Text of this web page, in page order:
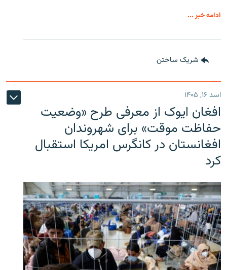
ادامه خبر ...
شریک ساختن
اسد ۱۶, ۱۴۰۵
افغان ایوک از معرفی طرح «وضعیت
حفاظت موقت» برای شهروندان
افغانستان در کانگرس امریکا استقبال
کرد